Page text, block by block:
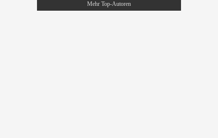
Mehr Top-Autoren